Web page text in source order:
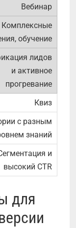
Вебинар
Комплексные
обучение
лидов
и активное
прогревание
Квиз
с разным
знаний
и
высокий CTR
для